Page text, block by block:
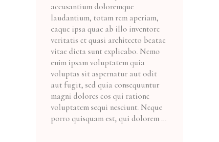
accusantium doloremque
laudantium, totam rem aperiam,
eaque ipsa quae ab illo inventore
veritatis et quasi architecto beatae
vitae dicta sunt explicabo. Nemo
enim ipsam voluptatem quia
voluptas sit aspernatur aut odit
aut fugit, sed quia consequuntur
magni dolores eos qui ratione
voluptatem sequi nesciunt. Neque
porro quisquam est, qui dolorem